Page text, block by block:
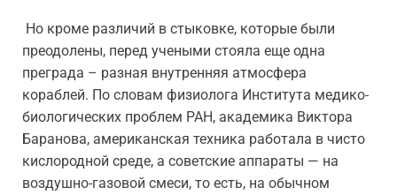
Но кроме различий в стыковке, которые были
преодолены, перед учеными стояла еще одна
преграда – разная внутренняя атмосфера
кораблей. По словам физиолога Института медико-
биологических проблем РАН, академика Виктора
Баранова, американская техника работала в чисто
кислородной среде, а советские аппараты — на
воздушно-газовой смеси, то есть, на обычном